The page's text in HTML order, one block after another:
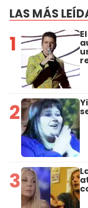
LAS MÁS
1
2
3